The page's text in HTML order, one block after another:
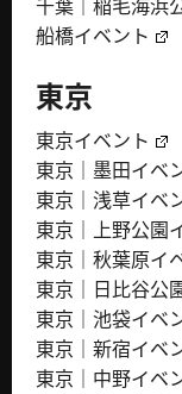
千葉｜稲毛海浜
船橋イベント
東京
東京イベント
東京｜墨田イベ
東京｜浅草イベ
東京｜上野公園
東京｜秋葉原イ
東京｜日比谷公
東京｜池袋イベ
東京｜新宿イベ
東京｜中野イベ